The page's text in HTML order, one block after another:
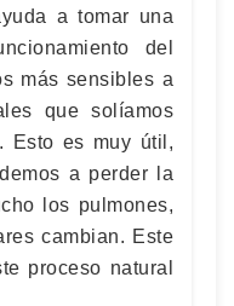
a tomar una
del
más sensibles a
que solíamos
Esto es muy útil,
a perder la
los pulmones,
cambian. Este
proceso natural